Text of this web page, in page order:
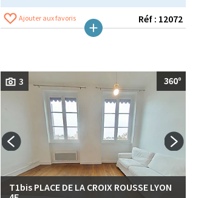
Ajouter aux favoris Réf : 12072
3
T1bis PLACE DE LA CROIX ROUSSE LYON